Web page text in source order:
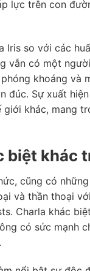
lực trên con
so với các
vẫn có một
khoáng và
đúc. Sự xuất
khác, mang
biệt khác
cũng có
và thần thoại
Charla khác
có sức mạnh